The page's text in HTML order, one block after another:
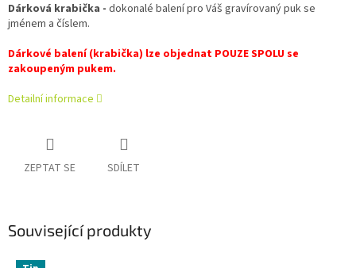
Dárková krabička - dokonalé balení pro Váš gravírovaný puk se
jménem a číslem.
Dárkové balení (krabička) lze objednat POUZE SPOLU se
zakoupeným pukem.
Detailní informace
ZEPTAT SE SDÍLET
Související produkty